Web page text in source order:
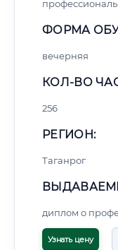
ФОРМА
вечерняя
КОЛ-ВО
256
РЕГИОН:
Таганрог
диплом о
Узнать цену